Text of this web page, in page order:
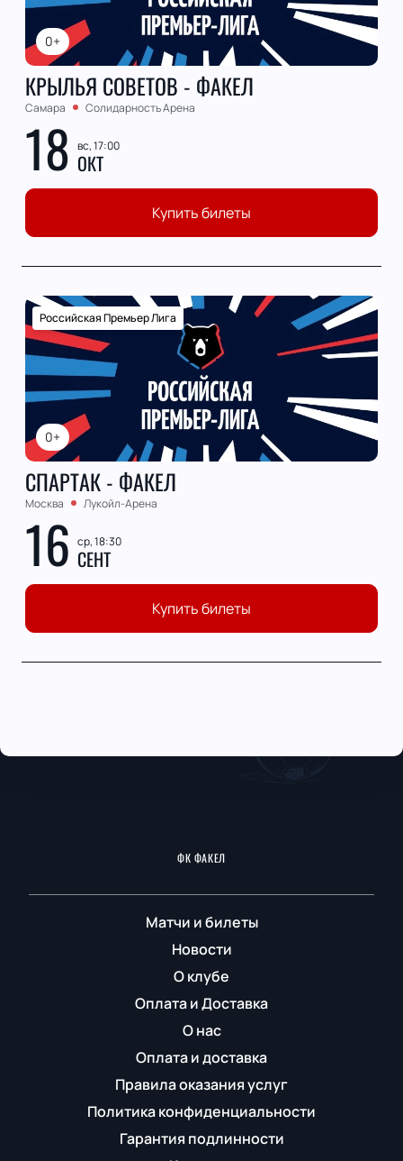
0+
КРЫЛЬЯ СОВЕТОВ - ФАКЕЛ
Самара Солидарность Арена
18 вс, 17:00
ОКТ
Купить билеты
0+
Российская Премьер Лига
СПАРТАК - ФАКЕЛ
Москва Лукойл-Арена
16 ср, 18:30
СЕНТ
Купить билеты
ФК ФАКЕЛ
Матчи и билеты
Новости
О клубе
Оплата и Доставка
О нас
Оплата и доставка
Правила оказания услуг
Политика конфиденциальности
Гарантия подлинности